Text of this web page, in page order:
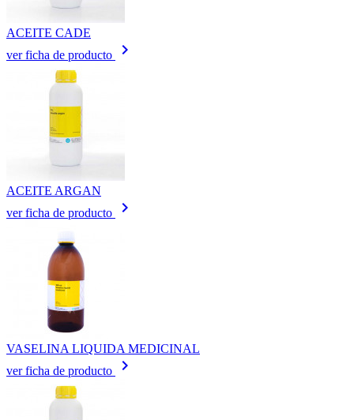
ACEITE CADE
ver ficha de producto
keyboard_arrow_right
ACEITE ARGAN
ver ficha de producto
keyboard_arrow_right
VASELINA LIQUIDA MEDICINAL
ver ficha de producto
keyboard_arrow_right